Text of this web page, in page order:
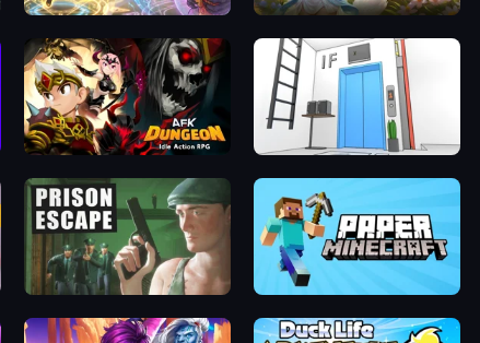
Heroes Assemble Magic World
AFK Dungeon: Idle Action RPG Elevator Room Escape
Prison Escape Paper Minecraft